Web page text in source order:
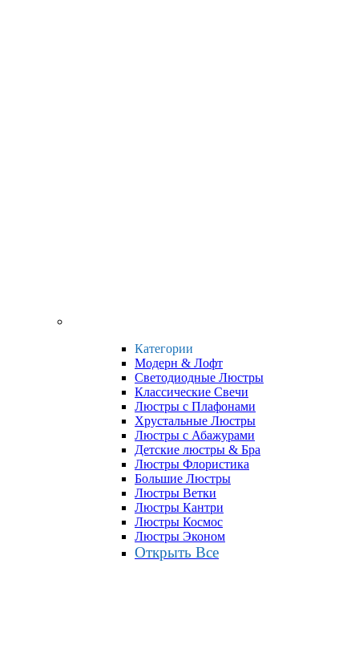
Категории
Модерн & Лофт
Светодиодные Люстры
Классические Свечи
Люстры с Плафонами
Хрустальные Люстры
Люстры с Абажурами
Детские люстры & Бра
Люстры Флористика
Большие Люстры
Люстры Ветки
Люстры Кантри
Люстры Космос
Люстры Эконом
Открыть Все